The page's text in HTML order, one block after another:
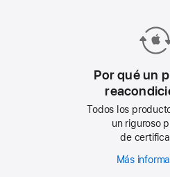
Por qué un
Todos los
un riguroso
de
Más